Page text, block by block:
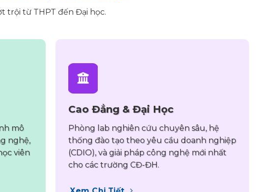
trội từ THPT đến Đại học.
mô
nghệ,
viên
Cao Đẳng & Đại Học
Phòng lab nghiên cứu chuyên sâu, hệ
thống đào tạo theo yêu cầu doanh nghiệp
(CDIO), và giải pháp công nghệ mới nhất
cho các trường CĐ-ĐH.